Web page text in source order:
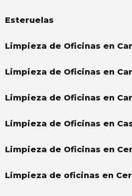
Esteruelas
Limpieza de Oficinas en
Limpieza de Oficinas en
Limpieza de Oficinas en
Limpieza de Oficinas en
Limpieza de Oficinas en
Limpieza de oficinas en